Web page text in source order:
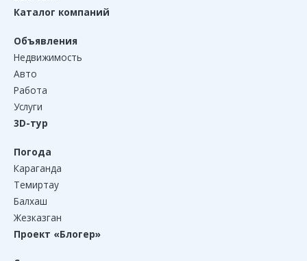
Каталог компаний
Объявления
Недвижимость
Авто
Работа
Услуги
3D-тур
Погода
Караганда
Темиртау
Балхаш
Жезказган
Проект «Блогер»